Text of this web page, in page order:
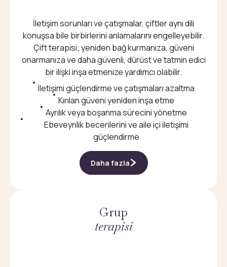
İletişim sorunları ve çatışmalar, çiftler aynı dili
konuşsa bile birbirlerini anlamalarını engelleyebilir.
Çift terapisi; yeniden bağ kurmanıza, güveni
onarmanıza ve daha güvenli, dürüst ve tatmin edici
bir ilişki inşa etmenize yardımcı olabilir.
İletişimi güçlendirme ve çatışmaları azaltma
Kırılan güveni yeniden inşa etme
Ayrılık veya boşanma sürecini yönetme
Ebeveynlik becerilerini ve aile içi iletişimi
güçlendirme
Daha fazla
Grup
terapisi